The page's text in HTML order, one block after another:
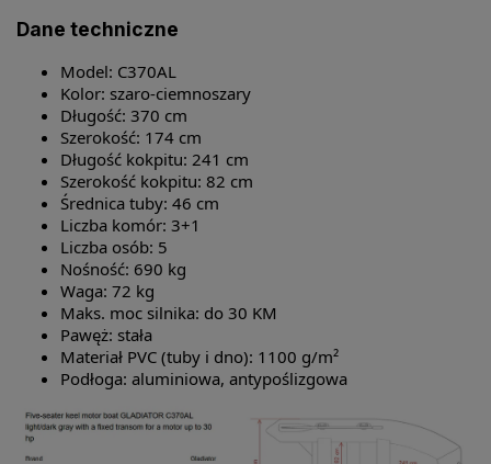
Dane techniczne
Model: C370AL
Kolor: szaro-ciemnoszary
Długość: 370 cm
Szerokość: 174 cm
Długość kokpitu: 241 cm
Szerokość kokpitu: 82 cm
Średnica tuby: 46 cm
Liczba komór: 3+1
Liczba osób: 5
Nośność: 690 kg
Waga: 72 kg
Maks. moc silnika: do 30 KM
Pawęż: stała
Materiał PVC (tuby i dno): 1100 g/m²
Podłoga: aluminiowa, antypoślizgowa